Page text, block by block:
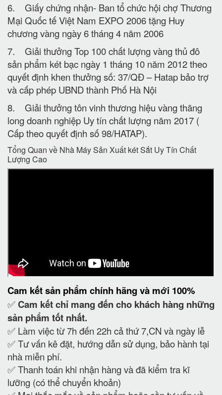
6. Giấy chứng nhận- Ban tổ chức hội chợ Thương
Mại Quốc tế Việt Nam EXPO 2006 tặng Huy
chương vàng ngày 6 tháng 4 năm 2006
7. Giải thưởng Top 100 chất lượng vàng thủ đô
sản phẩm két bạc ngày 1 tháng 10 năm 2012 theo
quyết định khen thưởng số: 37/QĐ – Hatap bảo trợ
và cấp phép UBND thành Phố Hà Nội
8. Giải thưởng tôn vinh thương hiệu vàng thăng
long doanh nghiệp Uy tín chất lượng năm 2017 (
Cấp theo quyết định số 98/HATAP).
Tổng Quan về Nhà Máy Sản Xuất két Sắt Uy Tín Chất
Lượng Cao
Cam kếtsản phẩm chính hãng và mới 100%
✅ Cam kếtchỉ mang đến cho khách hàng những
sản phẩm tốt nhất.
✅ Làm việc từ 7h đến 22h cả thứ 7,CN và ngày lễ
✅ Tư vấn kê đặt, hướng dẫn sử dụng, bảo hành tại
nhà miễn phí.
✅ Thanh toán khi nhận hàng và đã kiểm tra kĩ
lưỡng (có thể chuyển khoản)